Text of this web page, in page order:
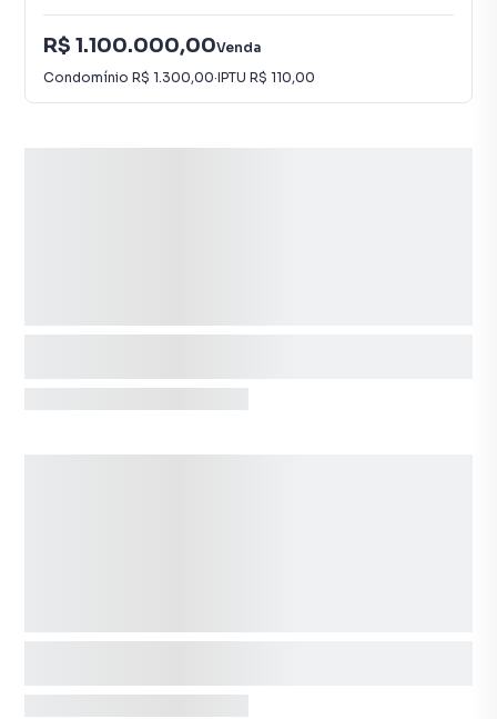
R$ 1.100.000,00Venda
Condomínio R$ 1.300,00·IPTU R$ 110,00